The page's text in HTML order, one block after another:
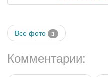
Все фото 3
Комментарии: